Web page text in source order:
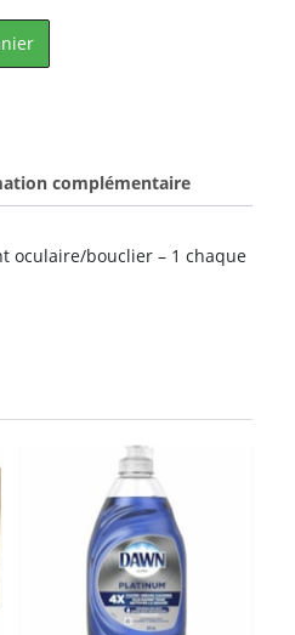
complémentaire
oculaire/bouclier – 1 chaque